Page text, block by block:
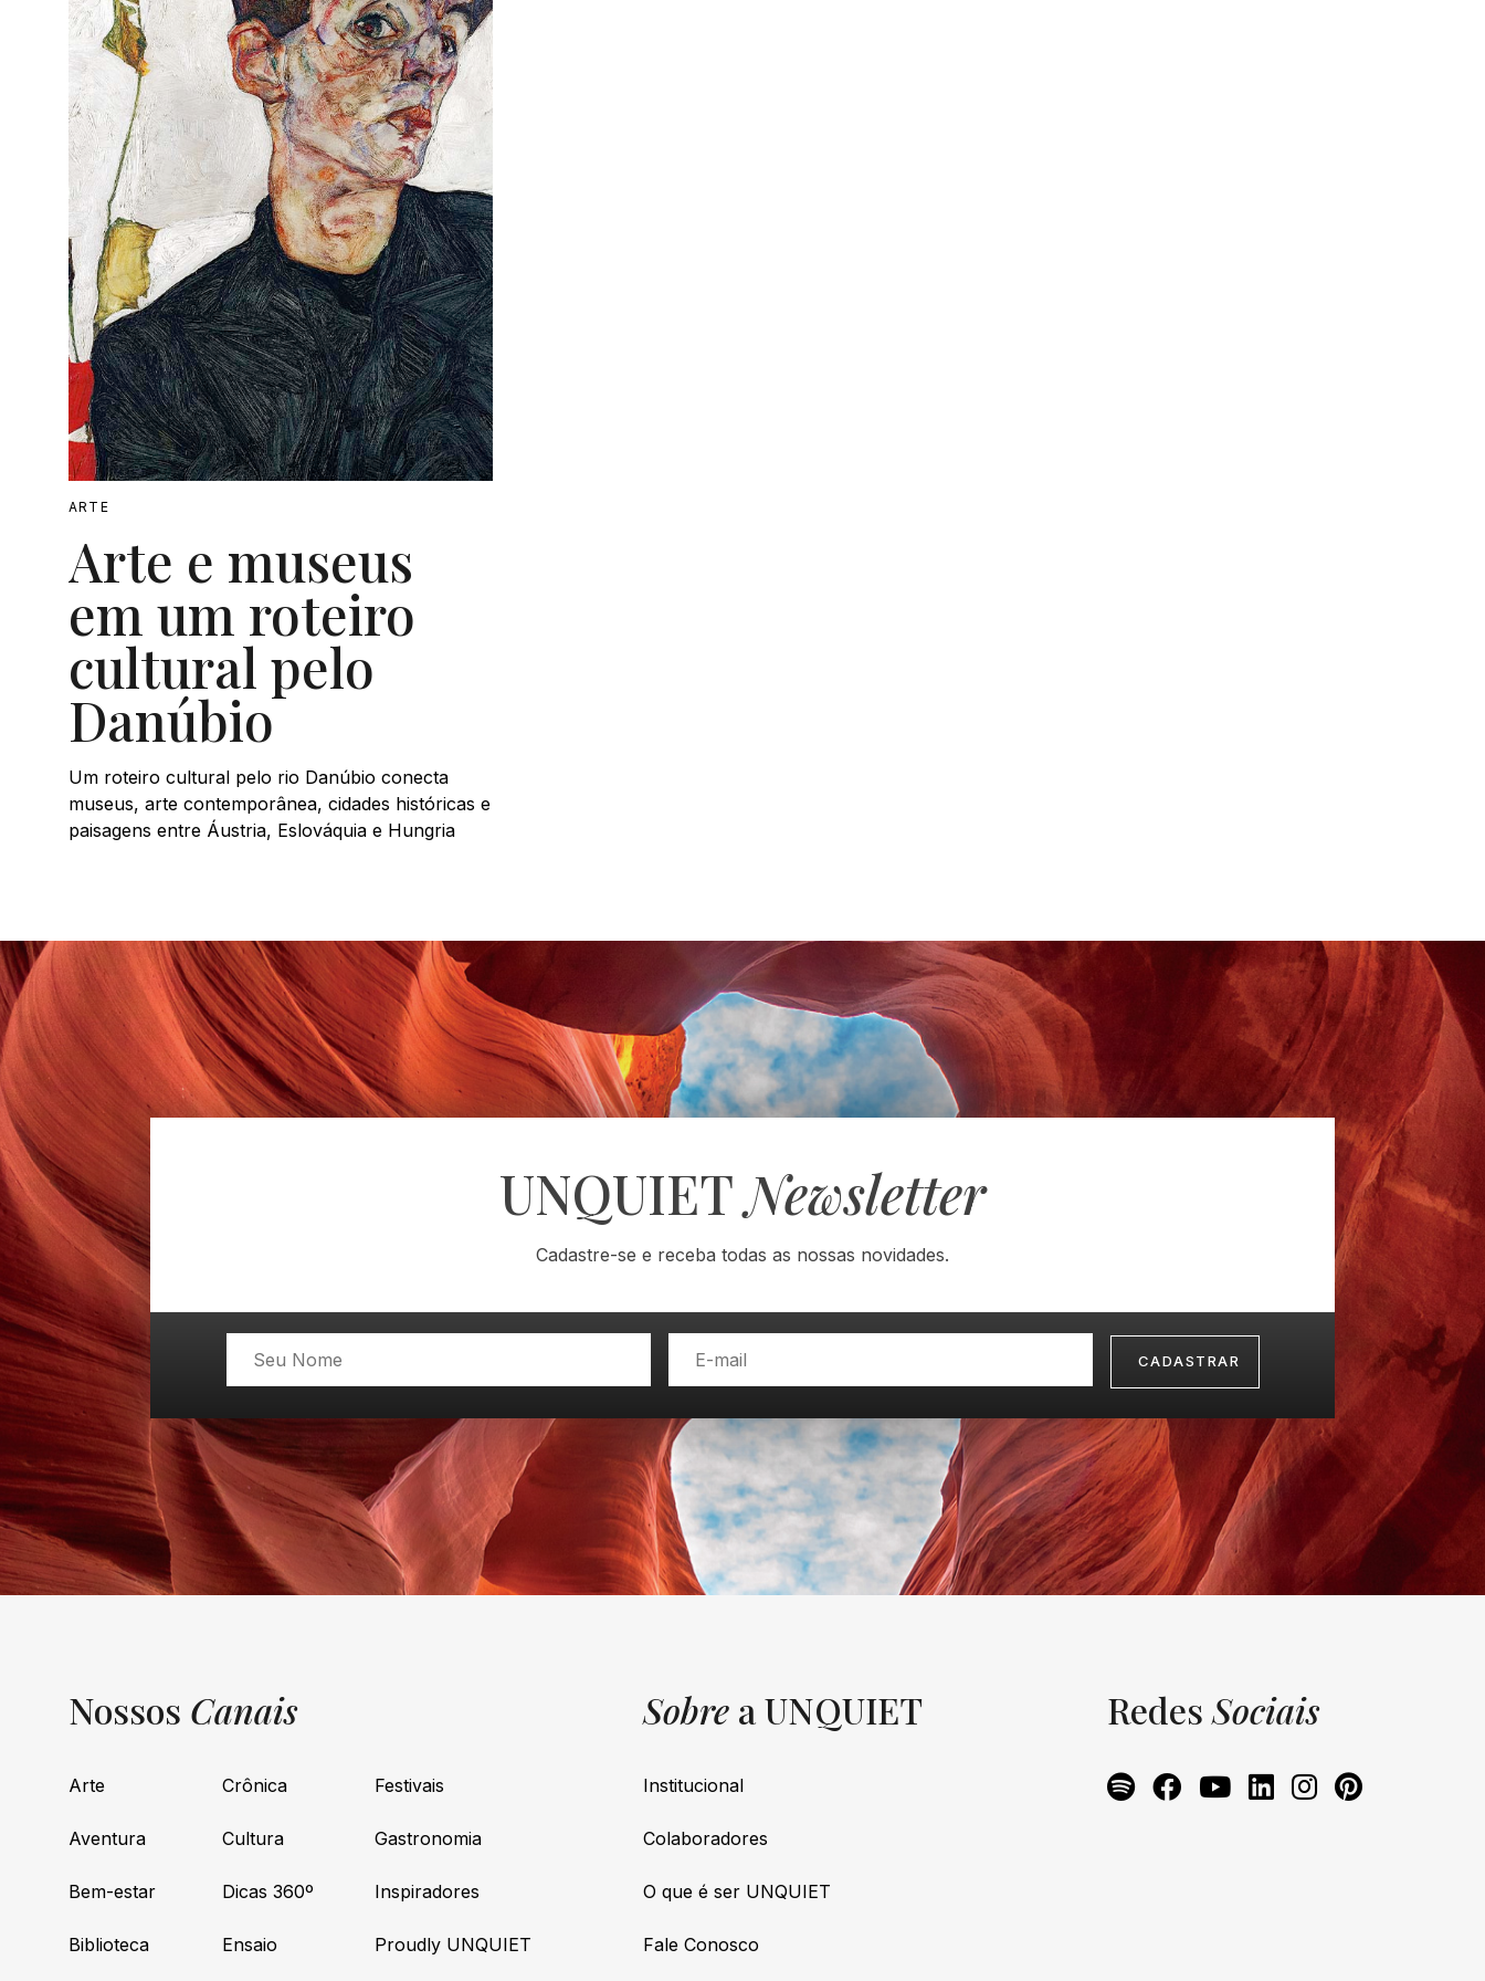
ARTE
Arte e museus
em um roteiro
cultural pelo
Danúbio
Um roteiro cultural pelo rio Danúbio conecta
museus, arte contemporânea, cidades históricas e
paisagens entre Áustria, Eslováquia e Hungria
UNQUIETNewsletter
Cadastre-se e receba todas as nossas novidades.
Nossos Canais
Arte
Aventura
Bem-estar
Biblioteca
Crônica
Cultura
Dicas 360º
Ensaio
Festivais
Gastronomia
Inspiradores
Proudly UNQUIET
Sobre a UNQUIET
Institucional
Colaboradores
O que é ser UNQUIET
Fale Conosco
RedesSociais